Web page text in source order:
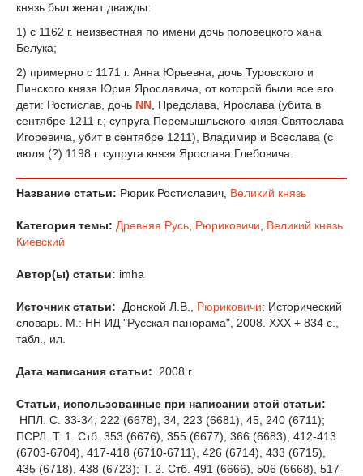
князь был женат дважды:
1) с 1162 г. неизвестная по имени дочь половецкого хана
Белука;
2) примерно с 1171 г. Анна Юрьевна, дочь Туровского и
Пинского князя Юрия Ярославича, от которой были все его
дети: Ростислав, дочь NN , Предслава, Ярослава (убита в
сентябре 1211 г.; супруга Перемышльского князя Святослава
Игоревича, убит в сентябре 1211), Владимир и Всеслава (с
июля (?) 1198 г. супруга князя Ярослава Глебовича.
Название статьи: Рюрик Ростиславич, Великий князь
Категория темы: Древняя Русь Рюриковичи
Великий князь
Киевский
Автор(ы) статьи: imha
Источник статьи: Донской Л.В., Рюриковичи: Исторический
словарь. М.: НН ИД "Русская панорама", 2008. XXX + 834 с.,
табл., ил.
Дата написания статьи: 2008 г.
Статьи, использованные при написании этой статьи:
НПЛ. С. 33-34, 222 (6678), 34, 223 (6681), 45, 240 (6711);
ПСРЛ. Т. 1. Стб. 353 (6676), 355 (6677), 366 (6683), 412-413
(6703-6704), 417-418 (6710-6711), 426 (6714), 433 (6715),
435 (6718), 438 (6723); Т. 2. Стб. 491 (6666), 506 (6668), 517-